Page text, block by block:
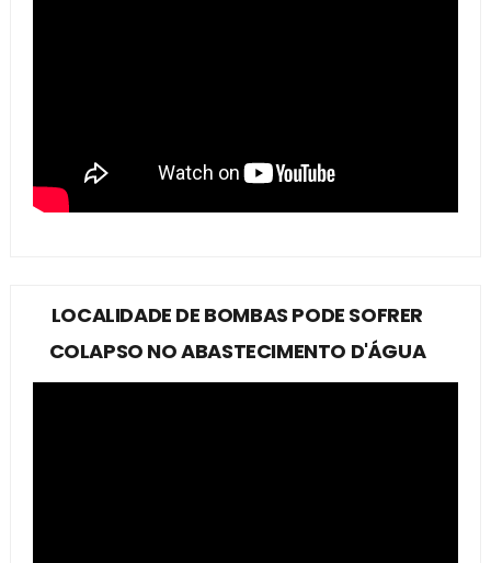
LOCALIDADE DE BOMBAS PODE SOFRER
COLAPSO NO ABASTECIMENTO D'ÁGUA